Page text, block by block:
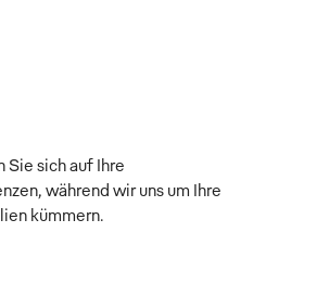
Sie sich auf Ihre
während wir uns um Ihre
kümmern.